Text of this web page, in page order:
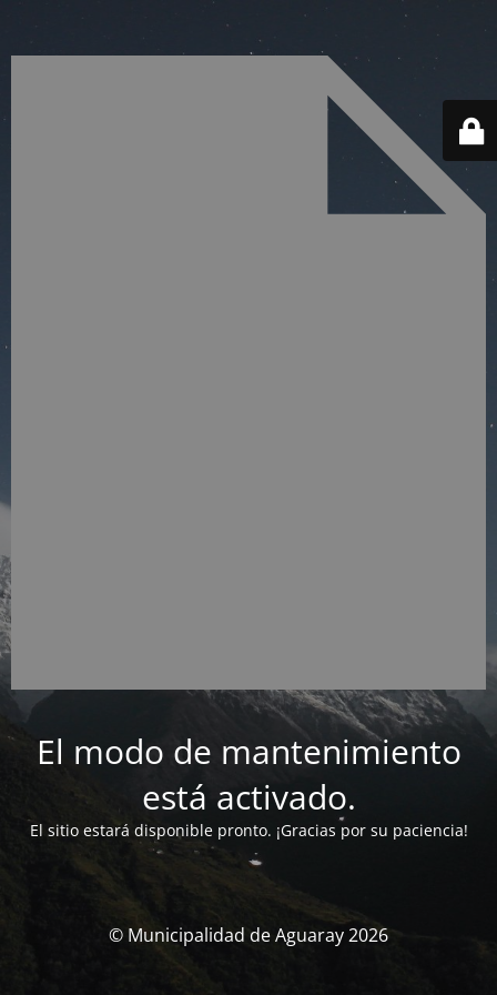
El modo de mantenimiento
está activado.
El sitio estará disponible pronto. ¡Gracias por su paciencia!
© Municipalidad de Aguaray 2026